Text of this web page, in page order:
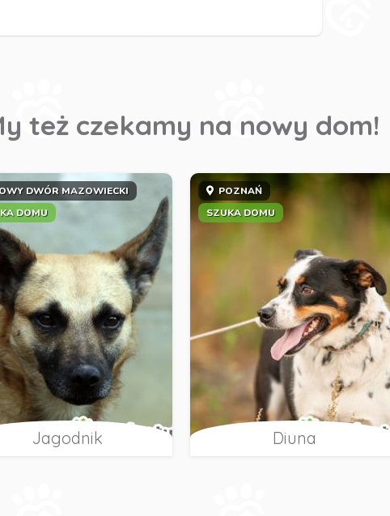
też czekamy na nowy dom!
DWÓR MAZOWIECKI
DOMU
Jagodnik
POZNAŃ
SZUKA DOMU
Diuna